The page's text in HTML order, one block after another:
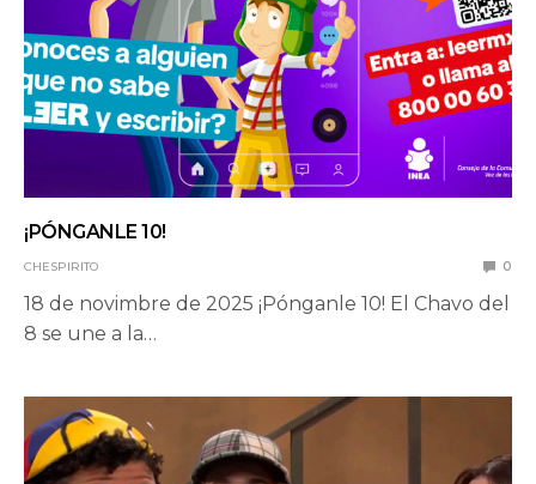
¡PÓNGANLE 10!
CHESPIRITO 0
18 de novimbre de 2025 ¡Pónganle 10! El Chavo del
8 se une a la…